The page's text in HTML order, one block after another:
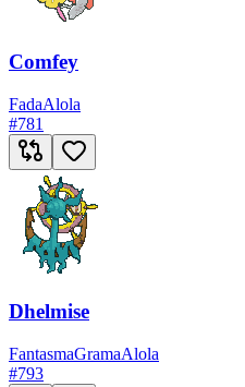
Comfey
FadaAlola
#781
Dhelmise
FantasmaGramaAlola
#793